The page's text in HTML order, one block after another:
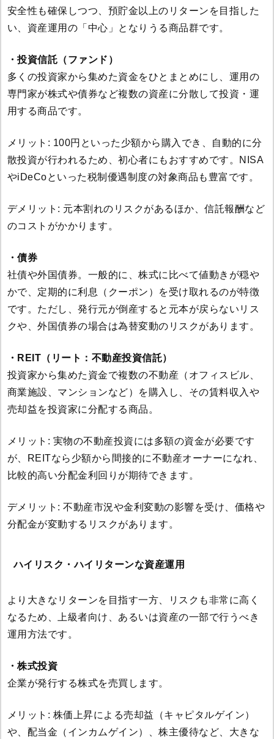
安全性も確保しつつ、預貯金以上のリターンを目指した
い、資産運用の「中心」となりうる商品群です。
・投資信託（ファンド）
多くの投資家から集めた資金をひとまとめにし、運用の
専門家が株式や債券など複数の資産に分散して投資・運
用する商品です。
メリット: 100円といった少額から購入でき、自動的に分
散投資が行われるため、初心者にもおすすめです。NISA
やiDeCoといった税制優遇制度の対象商品も豊富です。
デメリット: 元本割れのリスクがあるほか、信託報酬など
のコストがかかります。
・債券
社債や外国債券。一般的に、株式に比べて値動きが穏や
かで、定期的に利息（クーポン）を受け取れるのが特徴
です。ただし、発行元が倒産すると元本が戻らないリス
クや、外国債券の場合は為替変動のリスクがあります。
・REIT（リート：不動産投資信託）
投資家から集めた資金で複数の不動産（オフィスビル、
商業施設、マンションなど）を購入し、その賃料収入や
売却益を投資家に分配する商品。
メリット: 実物の不動産投資には多額の資金が必要です
が、REITなら少額から間接的に不動産オーナーになれ、
比較的高い分配金利回りが期待できます。
デメリット: 不動産市況や金利変動の影響を受け、価格や
分配金が変動するリスクがあります。
ハイリスク・ハイリターンな資産運用
より大きなリターンを目指す一方、リスクも非常に高く
なるため、上級者向け、あるいは資産の一部で行うべき
運用方法です。
・株式投資
企業が発行する株式を売買します。
メリット: 株価上昇による売却益（キャピタルゲイン）
や、配当金（インカムゲイン）、株主優待など、大きな